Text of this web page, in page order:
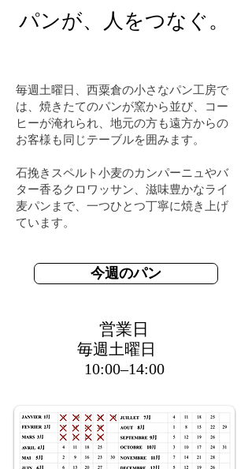
パンが、人をつなぐ。
毎週土曜日、西粟倉の小さなパン工房で
は、焼きたてのパンが窯から並び、コー
ヒーが淹れられ、地元の方も遠方からの
お客様も同じテーブルを囲みます。
石挽きスペルト小麦のカンパーニュやバ
ター香るクロワッサン、滋味豊かなライ
麦パンまで、一つひとつ丁寧に焼き上げ
ています。
今週のパン
営業日
毎週土曜日
10:00–14:00